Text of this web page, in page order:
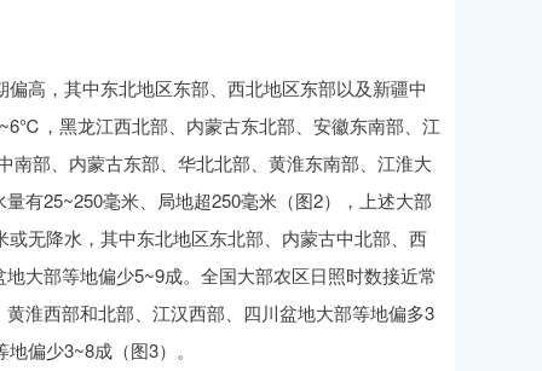
，其中东北地区东部、西北地区东部以及新疆中
，黑龙江西北部、内蒙古东北部、安徽东南部、江
部、内蒙古东部、华北北部、黄淮东南部、江淮大
有25~250毫米、局地超250毫米（图2），上述大部
无降水，其中东北地区东北部、内蒙古中北部、西
大部等地偏少5~9成。全国大部农区日照时数接近常
淮西部和北部、江汉西部、四川盆地大部等地偏多3
偏少3~8成（图3）。